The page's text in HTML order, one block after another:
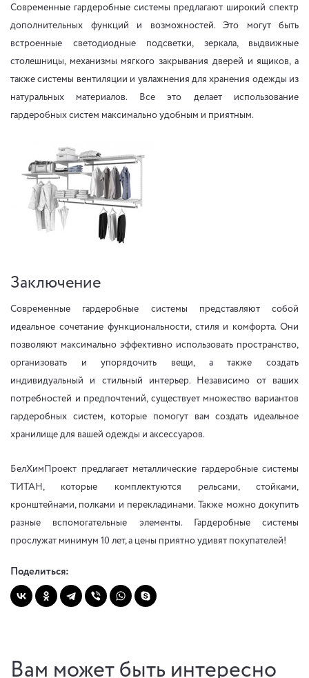
Современные гардеробные системы предлагают широкий спектр
дополнительных функций и возможностей. Это могут быть
встроенные светодиодные подсветки, зеркала, выдвижные
столешницы, механизмы мягкого закрывания дверей и ящиков, а
также системы вентиляции и увлажнения для хранения одежды из
натуральных материалов. Все это делает использование
гардеробных систем максимально удобным и приятным.
Заключение
Современные гардеробные системы представляют собой
идеальное сочетание функциональности, стиля и комфорта. Они
позволяют максимально эффективно использовать пространство,
организовать и упорядочить вещи, а также создать
индивидуальный и стильный интерьер. Независимо от ваших
потребностей и предпочтений, существует множество вариантов
гардеробных систем, которые помогут вам создать идеальное
хранилище для вашей одежды и аксессуаров.
БелХимПроект предлагает металлические гардеробные системы
ТИТАН, которые комплектуются рельсами, стойками,
кронштейнами, полками и перекладинами. Также можно докупить
разные вспомогательные элементы. Гардеробные системы
прослужат минимум 10 лет, а цены приятно удивят покупателей!
Поделиться:
Вам может быть интересно